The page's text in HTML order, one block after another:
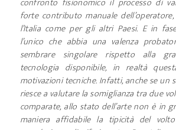
forte contributo manuale
l’Italia come per gli altri Paesi. E in
l’unico che abbia una valenza
sembrare singolare rispetto alla
tecnologia disponibile, in realtà
motivazioni tecniche. Infatti, anche se un
riesce a valutare la somiglianza tra due
comparate, allo stato dell’arte non è in
maniera affidabile la tipicità del